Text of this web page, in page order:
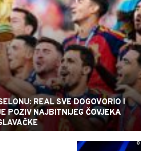
REAL SVE DOGOVORIO I
POZIV NAJBITNIJEG ČOVJEKA
0